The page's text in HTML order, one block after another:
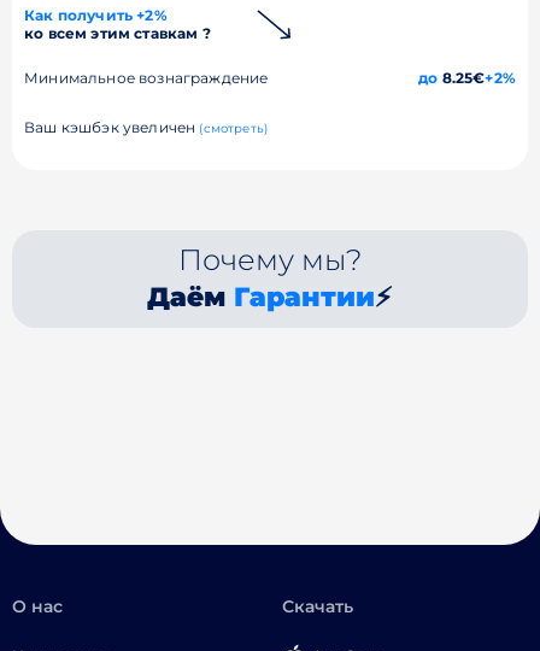
Как получить +2%
ко всем этим ставкам ?
Минимальное вознаграждение до 8.25€+2%
Ваш кэшбэк увеличен (смотреть)
Почему мы?
Даём Гарантии⚡
О нас Скачать